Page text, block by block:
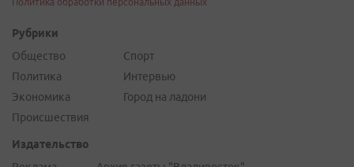
Рубрики
Общество
Политика
Экономика
Происшествия
Спорт
Интервью
Город на ладони
Издательство